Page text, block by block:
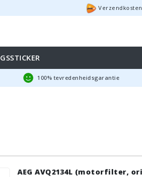
100% tevredenheidsgarantie
AEG AVQ2134L (motorfilter,